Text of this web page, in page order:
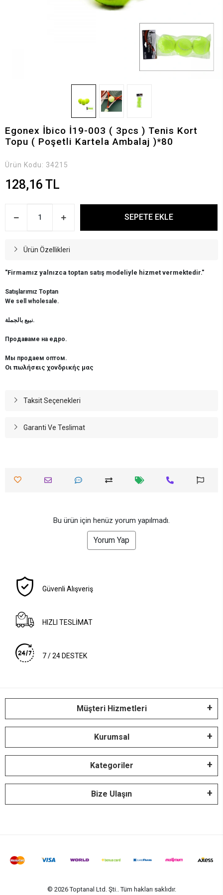
Egonex İbico İ19-003 ( 3pcs ) Tenis Kort
Topu ( Poşetli Kartela Ambalaj )*80
Ürün Kodu: 34215
128,16 TL
SEPETE EKLE
Ürün Özellikleri
"Firmamız yalnızca toptan satış modeliyle hizmet vermektedir."
Satışlarımız Toptan
We sell wholesale.
نبيع بالجملة.
Продаваме на едро.
Мы продаем оптом.
Οι πωλήσεις χονδρικής μας
Taksit Seçenekleri
Garanti Ve Teslimat
Bu ürün için henüz yorum yapılmadı.
Yorum Yap
Güvenli Alışveriş
HIZLI TESLİMAT
7 / 24 DESTEK
Müşteri Hizmetleri
Kurumsal
Kategoriler
Bize Ulaşın
© 2026 Toptanal Ltd. Şti.. Tüm hakları saklıdır.